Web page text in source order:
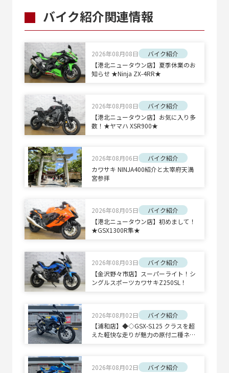
バイク紹介関連情報
2026年08月08日
バイク紹介
【港北ニュータウン店】夏季休業のお
知らせ ★Ninja ZX-4RR★
2026年08月08日
バイク紹介
【港北ニュータウン店】お気に入り多
数！★ヤマハ XSR900★
2026年08月06日
バイク紹介
カワサキ NINJA400紹介と太宰府天満
宮参拝
2026年08月05日
バイク紹介
【港北ニュータウン店】初めまして！
★GSX1300R隼★
2026年08月03日
バイク紹介
【金沢野々市店】スーパーライト！シ
ングルスポーツカワサキZ250SL！
2026年08月02日
バイク紹介
【浦和店】◆◇GSX-S125 クラスを超
えた軽快な走りが魅力の原付二種ネイ
2026年08月02日
バイク紹介